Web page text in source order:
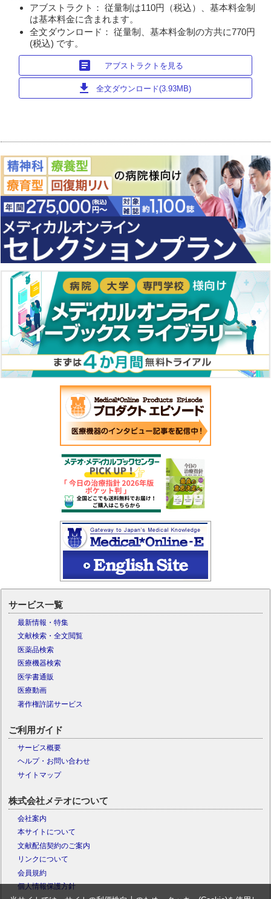
アブストラクト： 従量制は110円（税込）、基本料金制
は基本料金に含まれます。
全文ダウンロード： 従量制、基本料金制の方共に770円
(税込) です。
article アブストラクトを見る
download 全文ダウンロード(3.93MB)
サービス一覧
最新情報・特集
文献検索・全文閲覧
医薬品検索
医療機器検索
医学書通販
医療動画
著作権許諾サービス
ご利用ガイド
サービス概要
ヘルプ・お問い合わせ
サイトマップ
株式会社メテオについて
会社案内
本サイトについて
文献配信契約のご案内
リンクについて
会員規約
個人情報保護方針